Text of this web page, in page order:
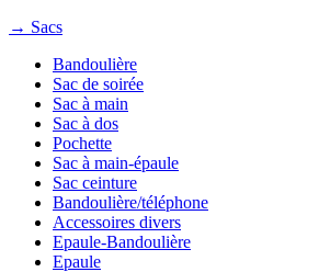
→ Sacs
Bandoulière
Sac de soirée
Sac à main
Sac à dos
Pochette
Sac à main-épaule
Sac ceinture
Bandoulière/téléphone
Accessoires divers
Epaule-Bandoulière
Epaule